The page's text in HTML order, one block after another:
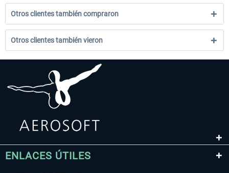
Otros clientes también compraron
Otros clientes también vieron
ENLACES ÚTILES